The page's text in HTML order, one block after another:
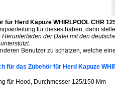
für Herd Kapuze WHIRLPOOL CHR
für dieses haben, dann
der Datei mit den
Benutzer zu schätzen, welche
für das Zubehör für Herd Kapuze
für Hood, Durchmesser 125/150 Mm